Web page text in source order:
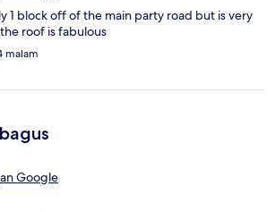
1 block off of the main party road but is very
roof is fabulous
malam
Google